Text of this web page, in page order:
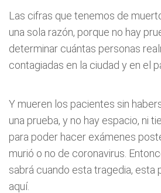
Las cifras que tenemos de
una sola razón, porque no hay
determinar cuántas personas
contagiadas en la ciudad y en el
Y mueren los pacientes sin
una prueba, y no hay espacio, ni
para poder hacer exámenes
murió o no de coronavirus.
sabrá cuando esta tragedia, esta
aquí.